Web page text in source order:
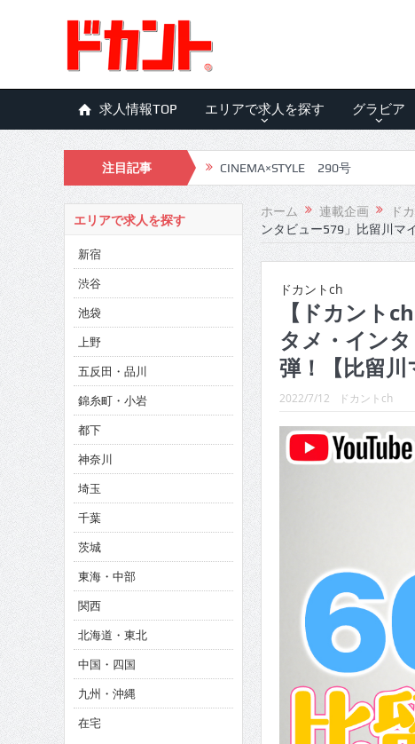
求人情報TOP エリアで求人を探す グラビア
注目記事 CINEMA×STYLE 290号
CINEMA×STYLE 289号
CINEMA×STYLE 288号
CINEMA×STYLE 287号
CINEMA×STYLE 286号
CINEMA×STYLE 285号
CINEMA×STYLE 294号
CINEMA×STYLE 293号
CINEMA×STYLE 292号
CINEMA×STYLE 291号
ホーム 連載企画 ド
ンタビュー579」比留川マ
ドカントch
【ドカント
タメ・イン
弾！【比留川
2022/7/12 ドカントch
エリアで求人を探す
新宿
渋谷
池袋
上野
五反田・品川
錦糸町・小岩
都下
神奈川
埼玉
千葉
茨城
東海・中部
関西
北海道・東北
中国・四国
九州・沖縄
在宅